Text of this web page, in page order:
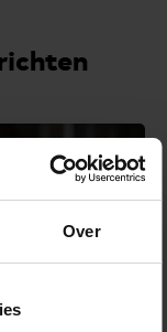
Over